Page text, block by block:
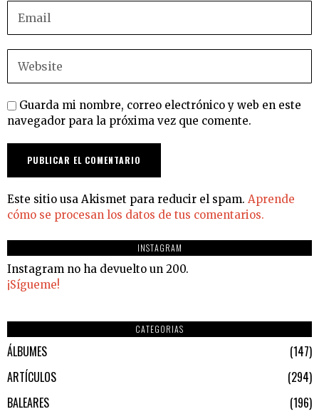
Guarda mi nombre, correo electrónico y web en este
navegador para la próxima vez que comente.
Este sitio usa Akismet para reducir el spam. Aprende
cómo se procesan los datos de tus comentarios.
INSTAGRAM
Instagram no ha devuelto un 200.
¡Sígueme!
CATEGORIAS
ÁLBUMES
147
ARTÍCULOS
294
BALEARES
196